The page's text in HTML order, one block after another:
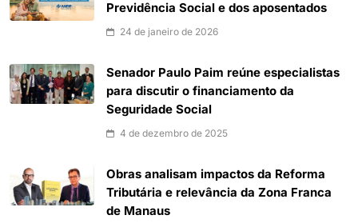
Previdência Social e dos aposentados
24 de janeiro de 2026
Senador Paulo Paim reúne especialistas
para discutir o financiamento da
Seguridade Social
4 de dezembro de 2025
Obras analisam impactos da Reforma
Tributária e relevância da Zona Franca
de Manaus